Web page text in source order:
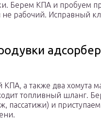
Берем КПА и пробуем
не рабочий. Исправный
а также два хомута
топливный шланг.
пассатижи) и